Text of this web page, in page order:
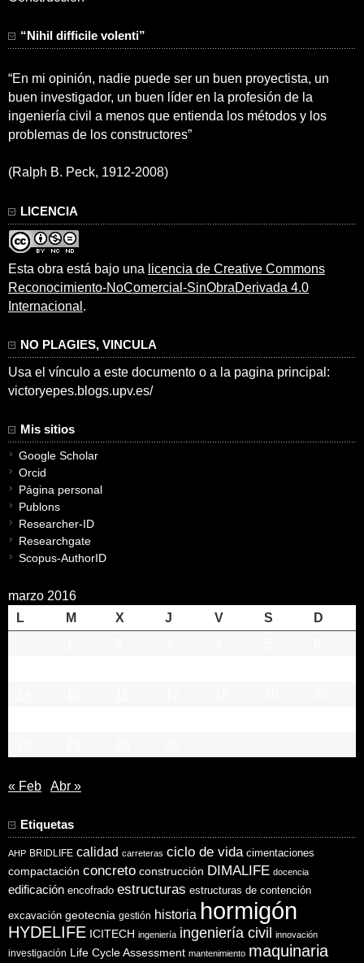
“Nihil difficile volenti”
“En mi opinión, nadie puede ser un buen proyectista, un
buen investigador, un buen líder en la profesión de la
ingeniería civil a menos que entienda los métodos y los
problemas de los constructores”
(Ralph B. Peck, 1912-2008)
LICENCIA
Esta obra está bajo una licencia de Creative Commons
Reconocimiento-NoComercial-SinObraDerivada 4.0
Internacional .
NO PLAGIES, VINCULA
Usa el vínculo a este documento o a la pagina principal:
victoryepes.blogs.upv.es/
Mis sitios
Google Scholar
Orcid
Página personal
Publons
Researcher-ID
Researchgate
Scopus-AuthorID
marzo 2016
L
M X J V S
D
« Feb Abr »
Etiquetas
AHP BRIDLIFE calidad carreteras ciclo de vida cimentaciones
compactación concreto construcción DIMALIFE docencia
edificación encofrado estructuras estructuras de contención
excavación geotecnia gestión historia hormigón
HYDELIFE ICITECH ingeniería ingeniería civil innovación
investigación Life Cycle Assessment mantenimiento maquinaria